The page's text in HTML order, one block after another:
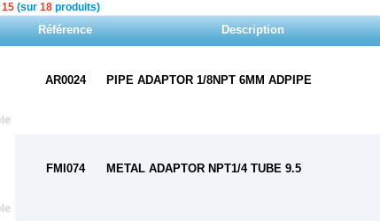
15 (sur 18 produits)
Référence Description
AR0024 PIPE ADAPTOR 1/8NPT 6MM ADPIPE
FMI074 METAL ADAPTOR NPT1/4 TUBE 9.5